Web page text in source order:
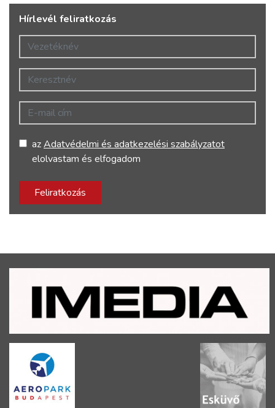
Hírlevél feliratkozás
Vezetéknév
Keresztnév
E-mail cím
azAdatvédelmi és adatkezelési szabályzatot
elolvastam és elfogadom
Feliratkozás